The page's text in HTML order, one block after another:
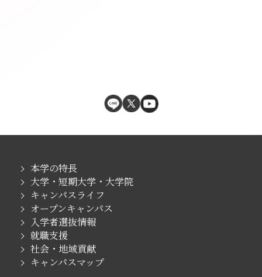
本学の特長
大学・短期大学・大学院
キャンパスライフ
オープンキャンパス
入学者選抜情報
就職支援
社会・地域貢献
キャンパスマップ